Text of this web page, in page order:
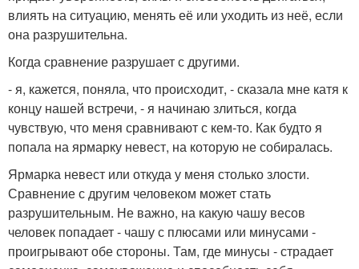
влиять на ситуацию, менять её или уходить из неё, если
она разрушительна.
Когда сравнение разрушает с другими.
- я, кажется, поняла, что происходит, - сказала мне катя к
концу нашей встречи, - я начинаю злиться, когда
чувствую, что меня сравнивают с кем-то. Как будто я
попала на ярмарку невест, на которую не собиралась.
Ярмарка невест или откуда у меня столько злости.
Сравнение с другим человеком может стать
разрушительным. Не важно, на какую чашу весов
человек попадает - чашу с плюсами или минусами -
проигрывают обе стороны. Там, где минусы - страдает